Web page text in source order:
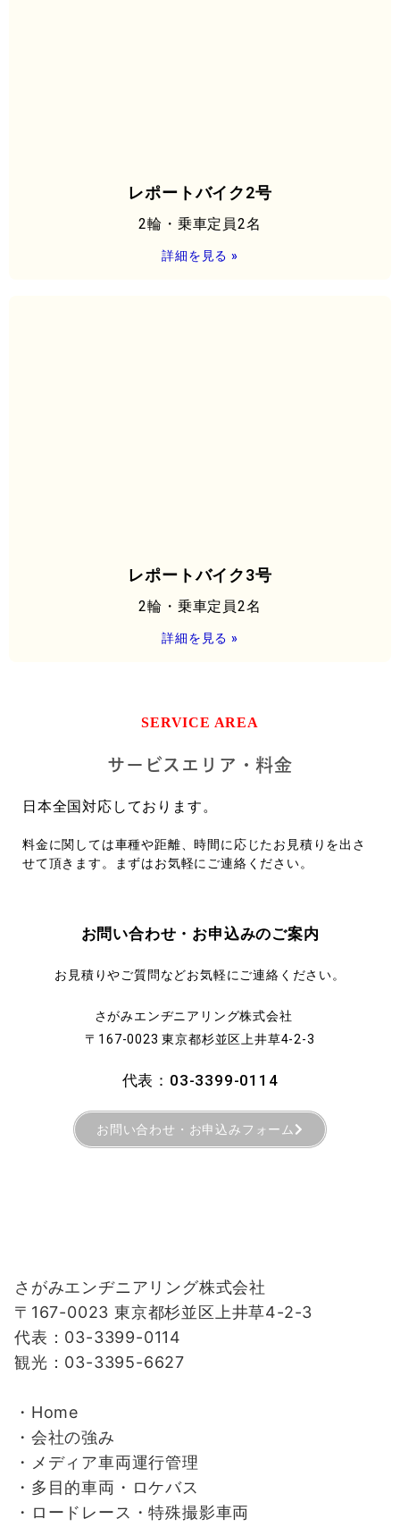
レポートバイク2号
2輪・乗車定員2名
詳細を見る »
レポートバイク3号
2輪・乗車定員2名
詳細を見る »
SERVICE AREA
サービスエリア・料金
日本全国対応しております。
料金に関しては車種や距離、時間に応じたお見積りを出さ
せて頂きます。まずはお気軽にご連絡ください。
お問い合わせ・お申込みのご案内
お見積りやご質問などお気軽にご連絡ください。
さがみエンヂニアリング株式会社
〒167-0023 東京都杉並区上井草4-2-3
代表：03-3399-0114
お問い合わせ・お申込みフォーム
さがみエンヂニアリング株式会社
〒167-0023 東京都杉並区上井草4-2-3
代表：03-3399-0114
観光：03-3395-6627
・Home
・会社の強み
・ メディア車両運行管理
・ 多目的車両・ロケバス
・ ロードレース・特殊撮影車両